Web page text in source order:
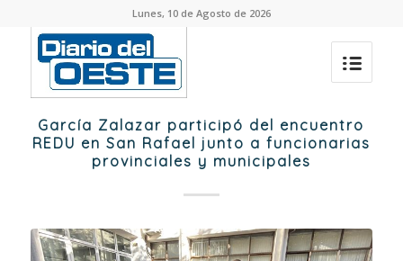
Lunes, 10 de Agosto de 2026
García Zalazar participó del encuentro
REDU en San Rafael junto a funcionarias
provinciales y municipales